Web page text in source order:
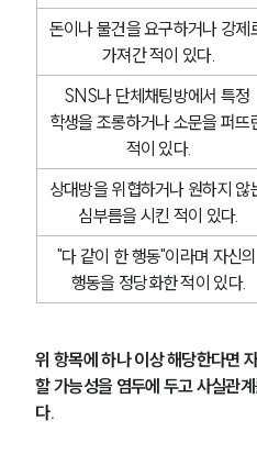
돈이나 물건을 요구하거나 강제
가져간 적이 있다.
SNS나 단체채팅방에서 특정
학생을 조롱하거나 소문을 퍼뜨
적이 있다.
상대방을 위협하거나 원하지 않
심부름을 시킨 적이 있다.
"다 같이 한 행동"이라며 자신의
행동을 정당화한 적이 있다.
위 항목에 하나 이상 해당한다면
할 가능성을 염두에 두고 사실관
다.